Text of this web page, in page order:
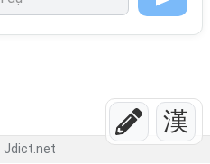
漢
Jdict.net